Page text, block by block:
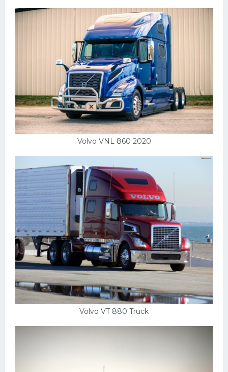
Volvo VNL 860 2020
Volvo VT 880 Truck